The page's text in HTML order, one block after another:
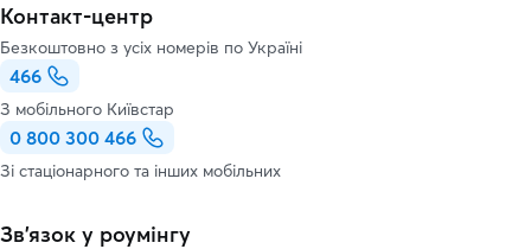
Контакт-центр
Безкоштовно з усіх номерів по Україні
466
З мобільного Київстар
0 800 300 466
Зі стаціонарного та інших мобільних
Зв’язок у роумінгу